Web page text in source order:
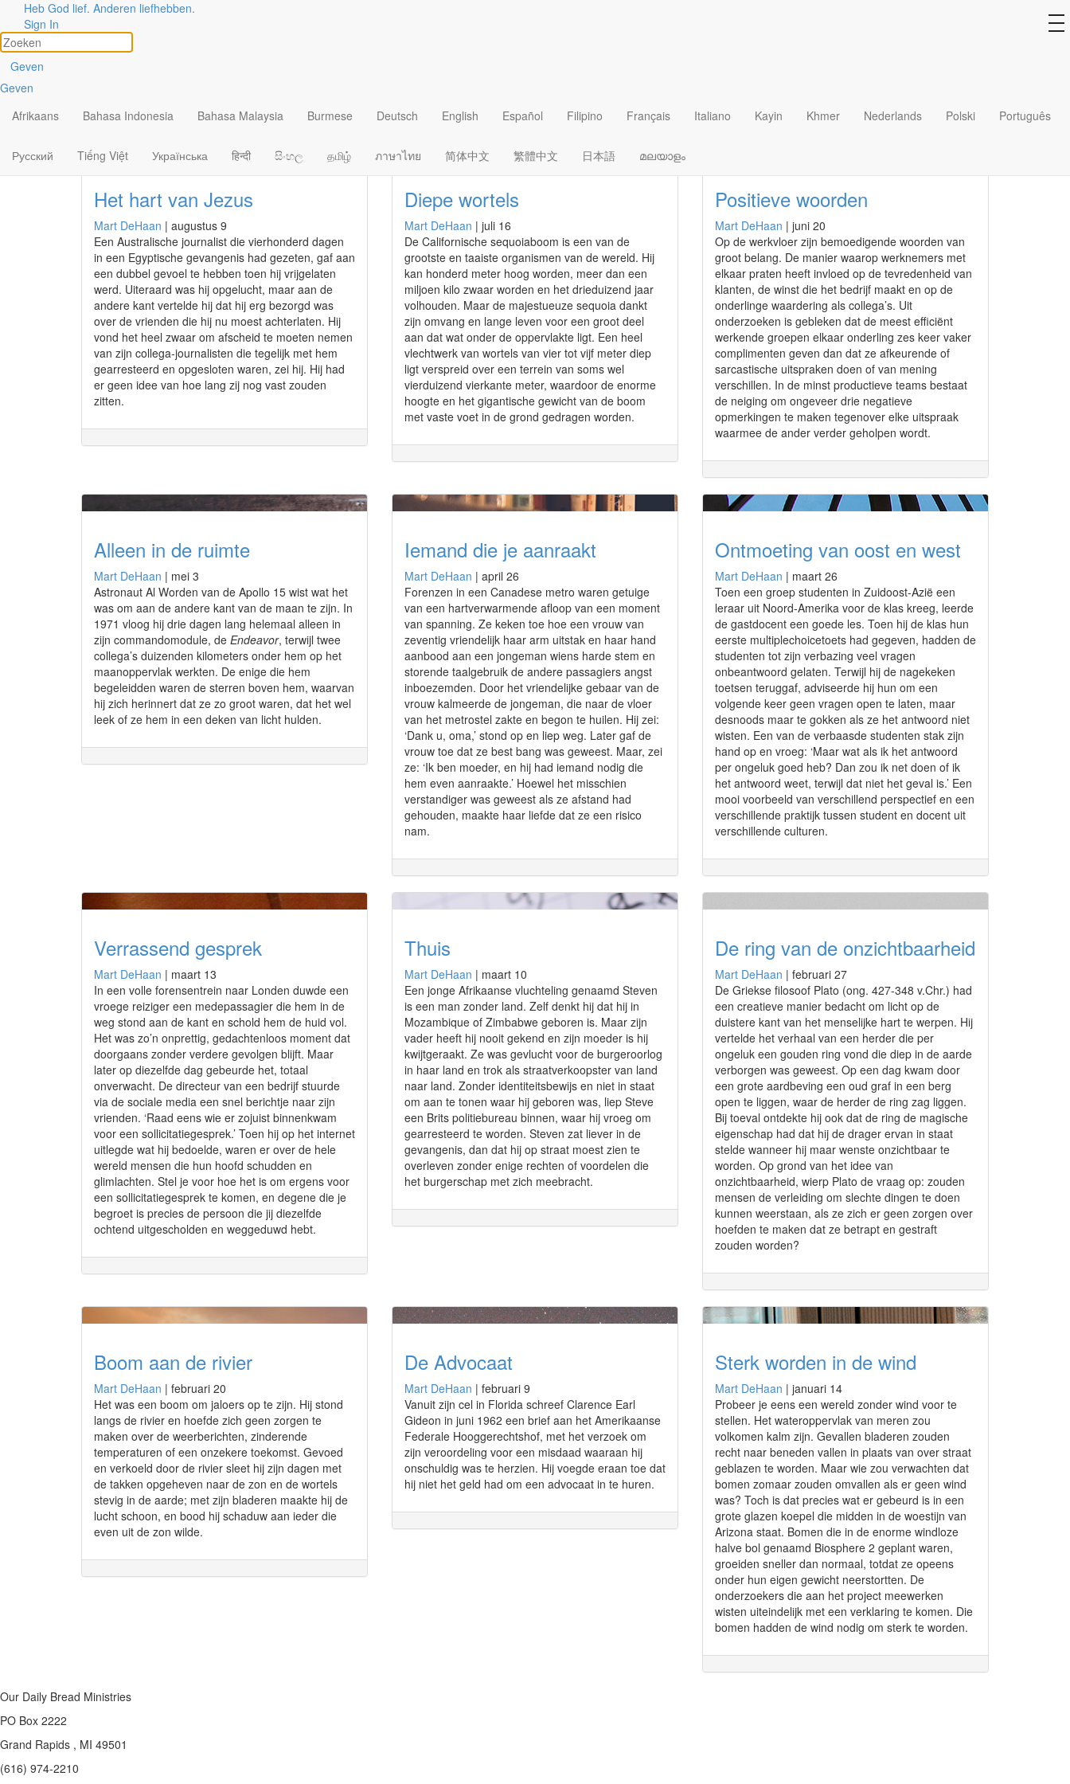
Heb God lief. Anderen liefhebben.
Sign In
Geven
Geven
Afrikaans
Bahasa Indonesia Bahasa Malaysia Burmese Deutsch English Español Filipino Français Italiano Kayin Khmer Nederlands Polski Português
Русский Tiếng Việt Українська हिन्दी සිංහල தமிழ் ภาษาไทย 简体中文 繁體中文 日本語 മലയാളം
Auteurs
Het hart van Jezus
Mart DeHaan | augustus 9
Een Australische journalist die vierhonderd dagen
in een Egyptische gevangenis had gezeten, gaf aan
een dubbel gevoel te hebben toen hij vrijgelaten
werd. Uiteraard was hij opgelucht, maar aan de
andere kant vertelde hij dat hij erg bezorgd was
over de vrienden die hij nu moest achterlaten. Hij
vond het heel zwaar om afscheid te moeten nemen
van zijn collega-journalisten die tegelijk met hem
gearresteerd en opgesloten waren, zei hij. Hij had
er geen idee van hoe lang zij nog vast zouden
zitten.
Diepe wortels
Mart DeHaan | juli 16
De Californische sequoiaboom is een van de
grootste en taaiste organismen van de wereld. Hij
kan honderd meter hoog worden, meer dan een
miljoen kilo zwaar worden en het drieduizend jaar
volhouden. Maar de majestueuze sequoia dankt
zijn omvang en lange leven voor een groot deel
aan dat wat onder de oppervlakte ligt. Een heel
vlechtwerk van wortels van vier tot vijf meter diep
ligt verspreid over een terrein van soms wel
vierduizend vierkante meter, waardoor de enorme
hoogte en het gigantische gewicht van de boom
met vaste voet in de grond gedragen worden.
Positieve woorden
Mart DeHaan | juni 20
Op de werkvloer zijn bemoedigende woorden van
groot belang. De manier waarop werknemers met
elkaar praten heeft invloed op de tevredenheid van
klanten, de winst die het bedrijf maakt en op de
onderlinge waardering als collega’s. Uit
onderzoeken is gebleken dat de meest efficiënt
werkende groepen elkaar onderling zes keer vaker
complimenten geven dan dat ze afkeurende of
sarcastische uitspraken doen of van mening
verschillen. In de minst productieve teams bestaat
de neiging om ongeveer drie negatieve
opmerkingen te maken tegenover elke uitspraak
waarmee de ander verder geholpen wordt.
Alleen in de ruimte
Mart DeHaan | mei 3
Astronaut Al Worden van de Apollo 15 wist wat het
was om aan de andere kant van de maan te zijn. In
1971 vloog hij drie dagen lang helemaal alleen in
zijn commandomodule, de Endeavor, terwijl twee
collega’s duizenden kilometers onder hem op het
maanoppervlak werkten. De enige die hem
begeleidden waren de sterren boven hem, waarvan
hij zich herinnert dat ze zo groot waren, dat het wel
leek of ze hem in een deken van licht hulden.
Iemand die je aanraakt
Mart DeHaan | april 26
Forenzen in een Canadese metro waren getuige
van een hartverwarmende afloop van een moment
van spanning. Ze keken toe hoe een vrouw van
zeventig vriendelijk haar arm uitstak en haar hand
aanbood aan een jongeman wiens harde stem en
storende taalgebruik de andere passagiers angst
inboezemden. Door het vriendelijke gebaar van de
vrouw kalmeerde de jongeman, die naar de vloer
van het metrostel zakte en begon te huilen. Hij zei:
‘Dank u, oma,’ stond op en liep weg. Later gaf de
vrouw toe dat ze best bang was geweest. Maar, zei
ze: ‘Ik ben moeder, en hij had iemand nodig die
hem even aanraakte.’ Hoewel het misschien
verstandiger was geweest als ze afstand had
gehouden, maakte haar liefde dat ze een risico
nam.
Ontmoeting van oost en west
Mart DeHaan | maart 26
Toen een groep studenten in Zuidoost-Azië een
leraar uit Noord-Amerika voor de klas kreeg, leerde
de gastdocent een goede les. Toen hij de klas hun
eerste multiplechoicetoets had gegeven, hadden de
studenten tot zijn verbazing veel vragen
onbeantwoord gelaten. Terwijl hij de nagekeken
toetsen teruggaf, adviseerde hij hun om een
volgende keer geen vragen open te laten, maar
desnoods maar te gokken als ze het antwoord niet
wisten. Een van de verbaasde studenten stak zijn
hand op en vroeg: ‘Maar wat als ik het antwoord
per ongeluk goed heb? Dan zou ik net doen of ik
het antwoord weet, terwijl dat niet het geval is.’ Een
mooi voorbeeld van verschillend perspectief en een
verschillende praktijk tussen student en docent uit
verschillende culturen.
Verrassend gesprek
Mart DeHaan | maart 13
In een volle forensentrein naar Londen duwde een
vroege reiziger een medepassagier die hem in de
weg stond aan de kant en schold hem de huid vol.
Het was zo’n onprettig, gedachtenloos moment dat
doorgaans zonder verdere gevolgen blijft. Maar
later op diezelfde dag gebeurde het, totaal
onverwacht. De directeur van een bedrijf stuurde
via de sociale media een snel berichtje naar zijn
vrienden. ‘Raad eens wie er zojuist binnenkwam
voor een sollicitatiegesprek.’ Toen hij op het internet
uitlegde wat hij bedoelde, waren er over de hele
wereld mensen die hun hoofd schudden en
glimlachten. Stel je voor hoe het is om ergens voor
een sollicitatiegesprek te komen, en degene die je
begroet is precies de persoon die jij diezelfde
ochtend uitgescholden en weggeduwd hebt.
Thuis
Mart DeHaan | maart 10
Een jonge Afrikaanse vluchteling genaamd Steven
is een man zonder land. Zelf denkt hij dat hij in
Mozambique of Zimbabwe geboren is. Maar zijn
vader heeft hij nooit gekend en zijn moeder is hij
kwijtgeraakt. Ze was gevlucht voor de burgeroorlog
in haar land en trok als straatverkoopster van land
naar land. Zonder identiteitsbewijs en niet in staat
om aan te tonen waar hij geboren was, liep Steve
een Brits politiebureau binnen, waar hij vroeg om
gearresteerd te worden. Steven zat liever in de
gevangenis, dan dat hij op straat moest zien te
overleven zonder enige rechten of voordelen die
het burgerschap met zich meebracht.
De ring van de onzichtbaarheid
Mart DeHaan | februari 27
De Griekse filosoof Plato (ong. 427-348 v.Chr.) had
een creatieve manier bedacht om licht op de
duistere kant van het menselijke hart te werpen. Hij
vertelde het verhaal van een herder die per
ongeluk een gouden ring vond die diep in de aarde
verborgen was geweest. Op een dag kwam door
een grote aardbeving een oud graf in een berg
open te liggen, waar de herder de ring zag liggen.
Bij toeval ontdekte hij ook dat de ring de magische
eigenschap had dat hij de drager ervan in staat
stelde wanneer hij maar wenste onzichtbaar te
worden. Op grond van het idee van
onzichtbaarheid, wierp Plato de vraag op: zouden
mensen de verleiding om slechte dingen te doen
kunnen weerstaan, als ze zich er geen zorgen over
hoefden te maken dat ze betrapt en gestraft
zouden worden?
Boom aan de rivier
Mart DeHaan | februari 20
Het was een boom om jaloers op te zijn. Hij stond
langs de rivier en hoefde zich geen zorgen te
maken over de weerberichten, zinderende
temperaturen of een onzekere toekomst. Gevoed
en verkoeld door de rivier sleet hij zijn dagen met
de takken opgeheven naar de zon en de wortels
stevig in de aarde; met zijn bladeren maakte hij de
lucht schoon, en bood hij schaduw aan ieder die
even uit de zon wilde.
De Advocaat
Mart DeHaan | februari 9
Vanuit zijn cel in Florida schreef Clarence Earl
Gideon in juni 1962 een brief aan het Amerikaanse
Federale Hooggerechtshof, met het verzoek om
zijn veroordeling voor een misdaad waaraan hij
onschuldig was te herzien. Hij voegde eraan toe dat
hij niet het geld had om een advocaat in te huren.
Sterk worden in de wind
Mart DeHaan | januari 14
Probeer je eens een wereld zonder wind voor te
stellen. Het wateroppervlak van meren zou
volkomen kalm zijn. Gevallen bladeren zouden
recht naar beneden vallen in plaats van over straat
geblazen te worden. Maar wie zou verwachten dat
bomen zomaar zouden omvallen als er geen wind
was? Toch is dat precies wat er gebeurd is in een
grote glazen koepel die midden in de woestijn van
Arizona staat. Bomen die in de enorme windloze
halve bol genaamd Biosphere 2 geplant waren,
groeiden sneller dan normaal, totdat ze opeens
onder hun eigen gewicht neerstortten. De
onderzoekers die aan het project meewerken
wisten uiteindelijk met een verklaring te komen. Die
bomen hadden de wind nodig om sterk te worden.
Our Daily Bread Ministries
PO Box 2222
Grand Rapids , MI 49501
(616) 974-2210